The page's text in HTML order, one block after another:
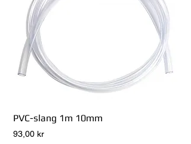
PVC-slang 1m 10mm
93,00 krPris